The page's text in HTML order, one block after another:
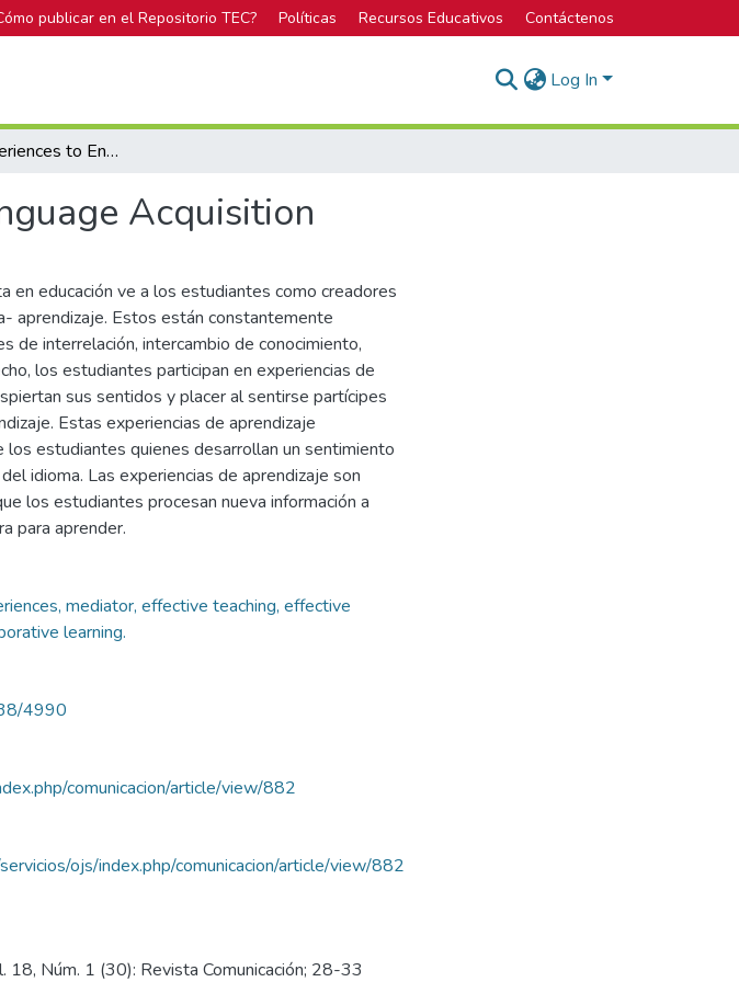
publicar en el Repositorio TEC? Políticas Recursos Educativos Contáctenos
Log In
Learning Experiences to Enhance Language Acquisition
Acquisition
en educación ve a los estudiantes como creadores
aprendizaje. Estos están constantemente
de interrelación, intercambio de conocimiento,
los estudiantes participan en experiencias de
sus sentidos y placer al sentirse partícipes
Estas experiencias de aprendizaje
los estudiantes quienes desarrollan un sentimiento
idioma. Las experiencias de aprendizaje son
los estudiantes procesan nueva información a
para aprender.
mediator, effective teaching, effective
learning.
4990
comunicacion/article/view/882
ojs/index.php/comunicacion/article/view/882
18, Núm. 1 (30): Revista Comunicación; 28-33